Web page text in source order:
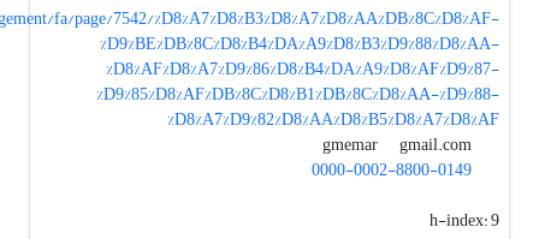
fa/page/7542/%D8%A7%D8%B3%D8%A7%D8%AA%DB%8C%D8%AF-
%D9%BE%DB%8C%D8%B4%DA%A9%D8%B3%D9%88%D8%AA-
%D8%AF%D8%A7%D9%86%D8%B4%DA%A9%D8%AF%D9%87-
%D9%85%D8%AF%DB%8C%D8%B1%DB%8C%D8%AA-%D9%88-
%D8%A7%D9%82%D8%AA%D8%B5%D8%A7%D8%AF
gmemar
gmail.com
0000-0002-8800-0149
h-index:9